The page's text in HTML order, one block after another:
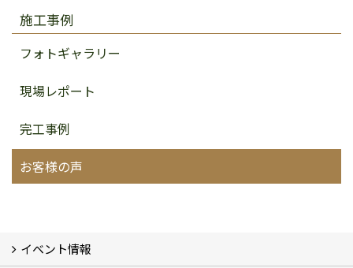
施工事例
フォトギャラリー
現場レポート
完工事例
お客様の声
イベント情報